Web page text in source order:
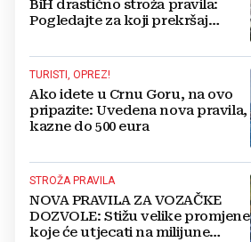
BiH drastično stroža pravila:
Pogledajte za koji prekršaj
TURISTI, OPREZ!
Ako idete u Crnu Goru, na ovo
pripazite: Uvedena nova pravila,
kazne do 500 eura
STROŽA PRAVILA
NOVA PRAVILA ZA VOZAČKE
DOZVOLE: Stižu velike promjene
koje će utjecati na milijune